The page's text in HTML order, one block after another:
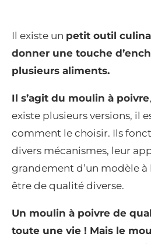
Il existe un petit outil
donner une touche
plusieurs aliments.
Il s’agit du moulin à poivre
existe plusieurs versions, il
comment le choisir. Ils
divers mécanismes, leur
grandement d’un modèle à
être de qualité diverse.
Un moulin à poivre de
toute une vie ! Mais le